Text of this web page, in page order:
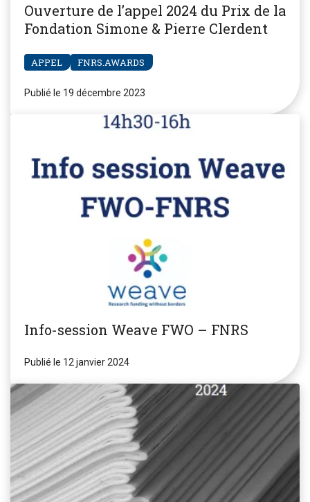
Ouverture de l’appel 2024 du Prix de la
Fondation Simone & Pierre Clerdent
APPEL FNRS.AWARDS
Publié le 19 décembre 2023
Info-session Weave FWO – FNRS
Publié le 12 janvier 2024